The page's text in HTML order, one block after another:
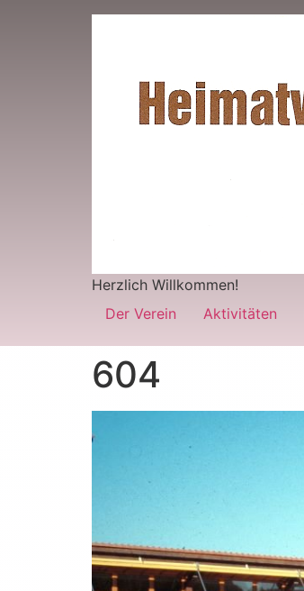
Herzlich Willkommen!
Der Verein
Aktivitäten
604